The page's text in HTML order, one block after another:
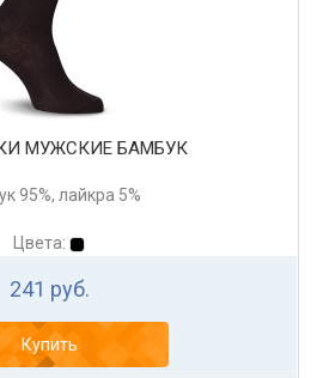
МУЖСКИЕ БАМБУК
95%, лайкра 5%
Цвета:
241 руб.
Купить